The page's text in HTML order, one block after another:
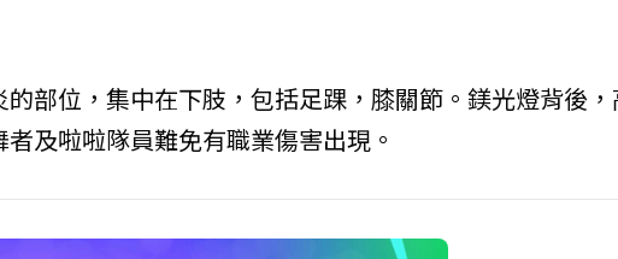
部位，集中在下肢，包括足踝，膝關節。鎂光燈背後
及啦啦隊員難免有職業傷害出現。